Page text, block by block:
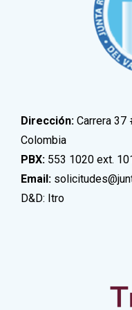
Dirección: Carrera 37
Colombia
PBX: 553 1020 ext.
Email:
D&D: Itro